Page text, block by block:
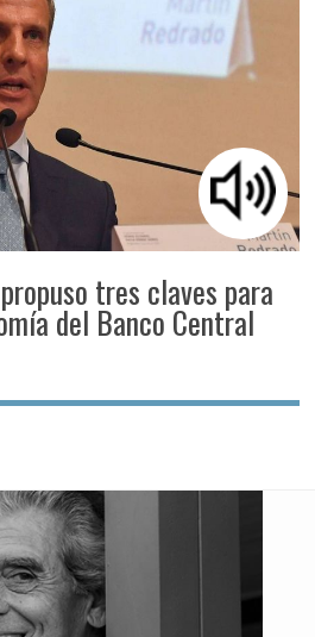
tres claves para
del Banco Central